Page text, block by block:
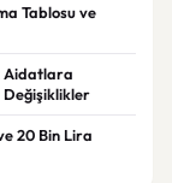
Tablosu ve
Aidatlara
Değişiklikler
20 Bin Lira